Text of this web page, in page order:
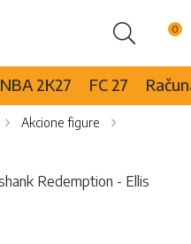
Pretraži
Skip
Content
NBA 2K27 FC 27
Akcione figure